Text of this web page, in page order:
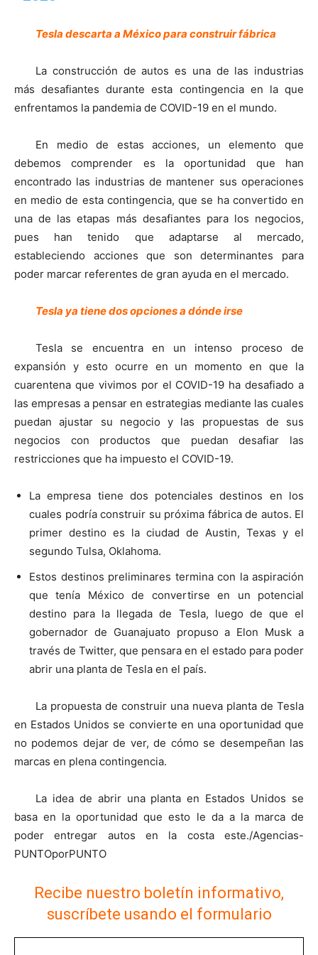
Tesla descarta a México para construir fábrica
La construcción de autos es una de las industrias
más desafiantes durante esta contingencia en la que
enfrentamos la pandemia de COVID-19 en el mundo.
En medio de estas acciones, un elemento que
debemos comprender es la oportunidad que han
encontrado las industrias de mantener sus operaciones
en medio de esta contingencia, que se ha convertido en
una de las etapas más desafiantes para los negocios,
pues han tenido que adaptarse al mercado,
estableciendo acciones que son determinantes para
poder marcar referentes de gran ayuda en el mercado.
Tesla ya tiene dos opciones a dónde irse
Tesla se encuentra en un intenso proceso de
expansión y esto ocurre en un momento en que la
cuarentena que vivimos por el COVID-19 ha desafiado a
las empresas a pensar en estrategias mediante las cuales
puedan ajustar su negocio y las propuestas de sus
negocios con productos que puedan desafiar las
restricciones que ha impuesto el COVID-19.
La empresa tiene dos potenciales destinos en los
cuales podría construir su próxima fábrica de autos. El
primer destino es la ciudad de Austin, Texas y el
segundo Tulsa, Oklahoma.
Estos destinos preliminares termina con la aspiración
que tenía México de convertirse en un potencial
destino para la llegada de Tesla, luego de que el
gobernador de Guanajuato propuso a Elon Musk a
través de Twitter, que pensara en el estado para poder
abrir una planta de Tesla en el país.
La propuesta de construir una nueva planta de Tesla
en Estados Unidos se convierte en una oportunidad que
no podemos dejar de ver, de cómo se desempeñan las
marcas en plena contingencia.
La idea de abrir una planta en Estados Unidos se
basa en la oportunidad que esto le da a la marca de
poder entregar autos en la costa este./Agencias-
PUNTOporPUNTO
Recibe nuestro boletín informativo,
suscríbete usando el formulario